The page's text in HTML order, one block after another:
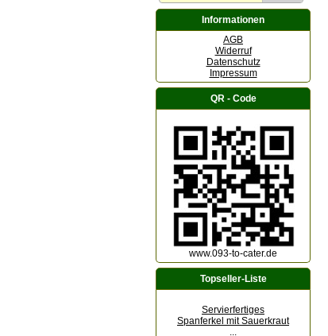
Informationen
AGB
Widerruf
Datenschutz
Impressum
QR - Code
www.093-to-cater.de
Topseller-Liste
Servierfertiges
Spanferkel mit Sauerkraut
...